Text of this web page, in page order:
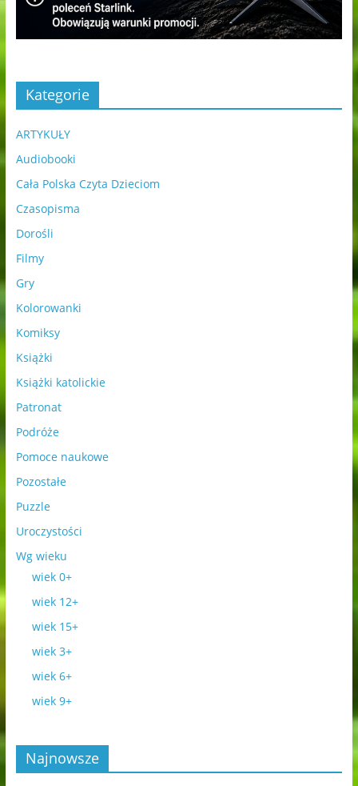
Kategorie
ARTYKUŁY
Audiobooki
Cała Polska Czyta Dzieciom
Czasopisma
Dorośli
Filmy
Gry
Kolorowanki
Komiksy
Książki
Książki katolickie
Patronat
Podróże
Pomoce naukowe
Pozostałe
Puzzle
Uroczystości
Wg wieku
wiek 0+
wiek 12+
wiek 15+
wiek 3+
wiek 6+
wiek 9+
Najnowsze